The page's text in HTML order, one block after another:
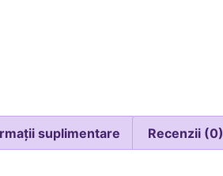
suplimentare Recenzii (0)